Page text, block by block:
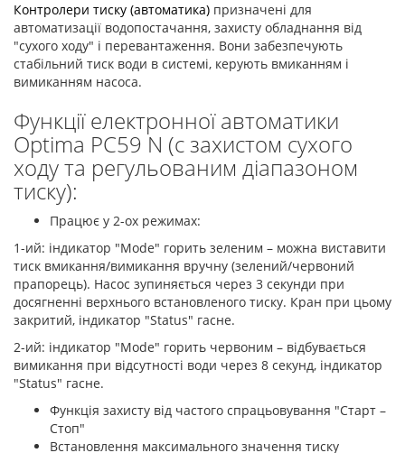
Контролери тиску (автоматика) призначені для
автоматизації водопостачання, захисту обладнання від
"сухого ходу" і перевантаження. Вони забезпечують
стабільний тиск води в системі, керують вмиканням і
вимиканням насоса.
Функції електронної автоматики
Optima PC59 N (c захистом сухого
ходу та регульованим діапазоном
тиску):
Працює у 2-ох режимах:
1-ий: індикатор "Mode" горить зеленим – можна виставити
тиск вмикання/вимикання вручну (зелений/червоний
прапорець). Насос зупиняється через 3 секунди при
досягненні верхнього встановленого тиску. Кран при цьому
закритий, індикатор "Status" гасне.
2-ий: індикатор "Mode" горить червоним – відбувається
вимикання при відсутності води через 8 секунд, індикатор
"Status" гасне.
Функція захисту від частого спрацьовування "Старт –
Стоп"
Встановлення максимального значення тиску